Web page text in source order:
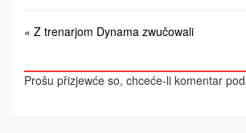
« Z trenarjom Dynama zwučowali
Prošu přizjewće so, chceće-li komentar